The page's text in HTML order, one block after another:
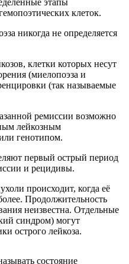
этапы
клеток.
никогда не определяется
клетки которых несут
(миелопоэза и
(так называемые
ремиссии возможно
лейкозным
генотипом.
первый острый период
и рецидивы.
происходит, когда её
Продолжительность
неизвестна. Отдельные
синдром) могут
острого лейкоза.
состояние